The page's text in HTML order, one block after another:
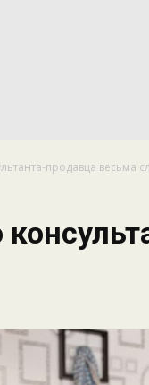
продавца весьма